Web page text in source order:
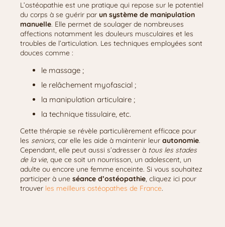
L’ostéopathie est une pratique qui repose sur le potentiel
du corps à se guérir par un système de manipulation
manuelle. Elle permet de soulager de nombreuses
affections notamment les douleurs musculaires et les
troubles de l’articulation. Les techniques employées sont
douces comme :
le massage ;
le relâchement myofascial ;
la manipulation articulaire ;
la technique tissulaire, etc.
Cette thérapie se révèle particulièrement efficace pour
les seniors, car elle les aide à maintenir leur autonomie.
Cependant, elle peut aussi s’adresser à tous les stades
de la vie, que ce soit un nourrisson, un adolescent, un
adulte ou encore une femme enceinte. Si vous souhaitez
participer à une séance d’ostéopathie, cliquez ici pour
trouver les meilleurs ostéopathes de France.